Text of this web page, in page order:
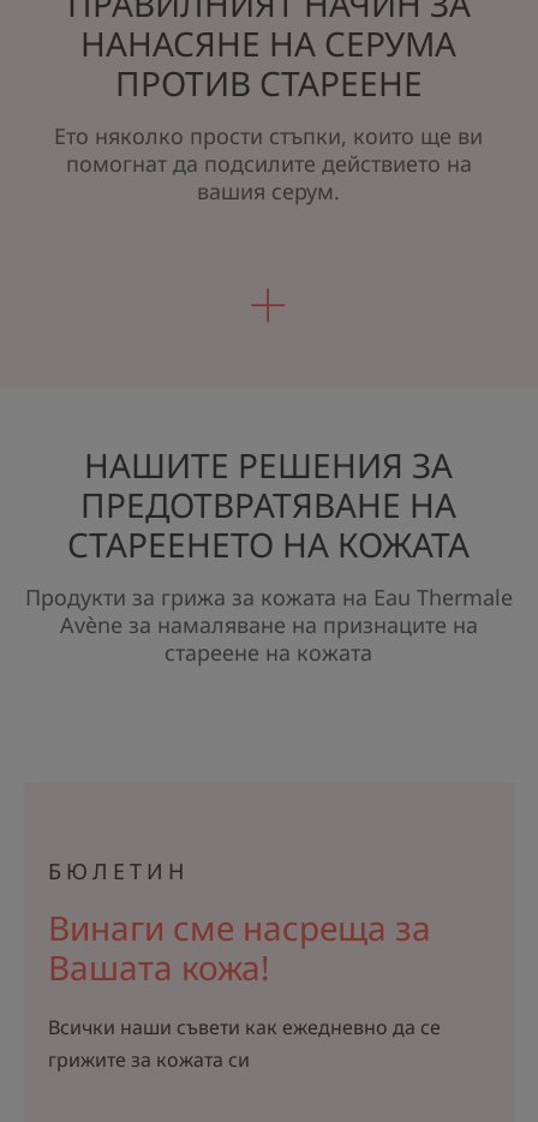
НАНАСЯНЕ НА СЕРУМА
ПРОТИВ СТАРЕЕНЕ
Ето няколко прости стъпки, които ще ви
помогнат да подсилите действието на
вашия серум.
НАШИТЕ РЕШЕНИЯ ЗА
ПРЕДОТВРАТЯВАНЕ НА
СТАРЕЕНЕТО НА КОЖАТА
Продукти за грижа за кожата на Eau Thermale
Avène за намаляване на признаците на
стареене на кожата
БЮЛЕТИН
Винаги сме насреща за
Вашата кожа!
Всички наши съвети как ежедневно да се
грижите за кожата си